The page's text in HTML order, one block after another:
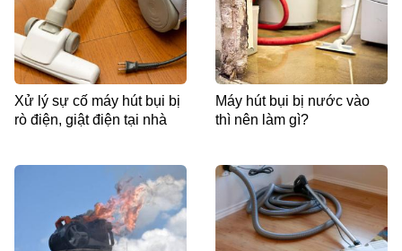
Xử lý sự cố máy hút bụi bị
rò điện, giật điện tại nhà
Máy hút bụi bị nước vào
thì nên làm gì?